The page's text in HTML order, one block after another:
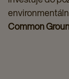
Common